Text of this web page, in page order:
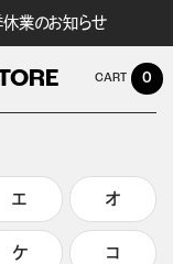
業のお知らせ
0
エ オ
ケ コ